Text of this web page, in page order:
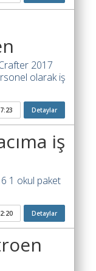
2017
olarak iş
Detaylar
iş
1 okul paket
Detaylar